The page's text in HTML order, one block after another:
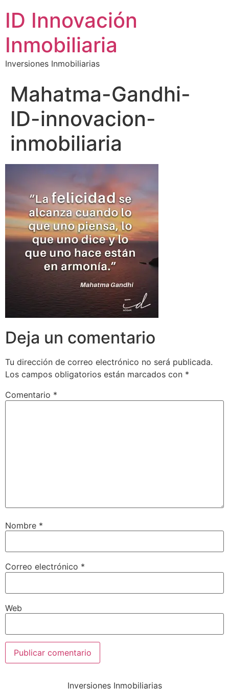
ID Innovación
Inmobiliaria
Inversiones Inmobiliarias
Mahatma-Gandhi-
ID-innovacion-
inmobiliaria
Deja un comentario
Tu dirección de correo electrónico no será publicada.
Los campos obligatorios están marcados con *
Comentario *
Nombre *
Correo electrónico *
Web
Inversiones Inmobiliarias